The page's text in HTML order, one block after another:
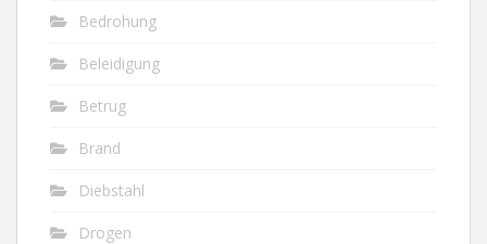
Bedrohung
Beleidigung
Betrug
Brand
Diebstahl
Drogen